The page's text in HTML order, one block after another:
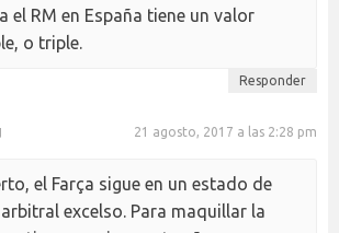
el RM en España tiene un valor
o triple.
Responder
21 agosto, 2017 a las 2:28 pm
el Farça sigue en un estado de
excelso. Para maquillar la